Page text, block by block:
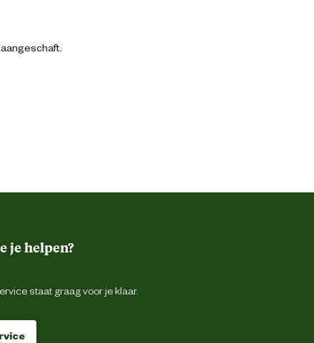
je helpen?
staat graag voor je klaar.